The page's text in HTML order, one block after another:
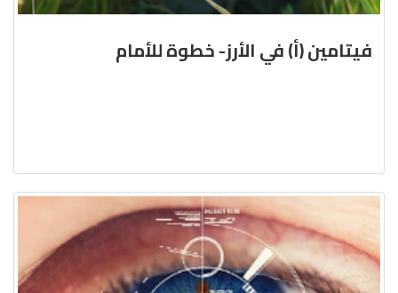
فيتامين (أ) في الأرز- خطوة للأمام